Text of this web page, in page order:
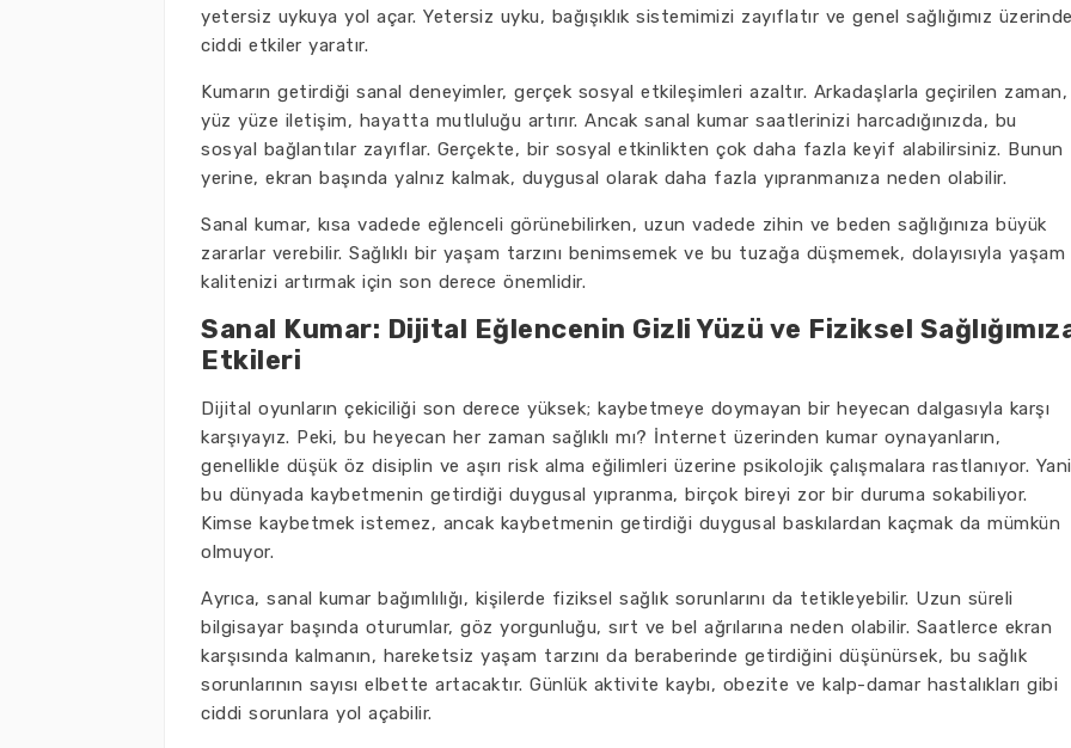
yetersiz uykuya yol açar. Yetersiz uyku, bağışıklık sistemimizi zayıflatır ve genel sağlığımız
ciddi etkiler yaratır.
Kumarın getirdiği sanal deneyimler, gerçek sosyal etkileşimleri azaltır. Arkadaşlarla geçirilen zaman,
yüz yüze iletişim, hayatta mutluluğu artırır. Ancak sanal kumar saatlerinizi harcadığınızda, bu
sosyal bağlantılar zayıflar. Gerçekte, bir sosyal etkinlikten çok daha fazla keyif alabilirsiniz. Bunun
yerine, ekran başında yalnız kalmak, duygusal olarak daha fazla yıpranmanıza neden olabilir.
Sanal kumar, kısa vadede eğlenceli görünebilirken, uzun vadede zihin ve beden sağlığınıza büyük
zararlar verebilir. Sağlıklı bir yaşam tarzını benimsemek ve bu tuzağa düşmemek, dolayısıyla yaşam
kalitenizi artırmak için son derece önemlidir.
Sanal Kumar: Dijital Eğlencenin Gizli Yüzü ve Fiziksel
Etkileri
Dijital oyunların çekiciliği son derece yüksek; kaybetmeye doymayan bir heyecan dalgasıyla karşı
karşıyayız. Peki, bu heyecan her zaman sağlıklı mı? İnternet üzerinden kumar oynayanların,
genellikle düşük öz disiplin ve aşırı risk alma eğilimleri üzerine psikolojik çalışmalara rastlanıyor.
bu dünyada kaybetmenin getirdiği duygusal yıpranma, birçok bireyi zor bir duruma sokabiliyor.
Kimse kaybetmek istemez, ancak kaybetmenin getirdiği duygusal baskılardan kaçmak da mümkün
olmuyor.
Ayrıca, sanal kumar bağımlılığı, kişilerde fiziksel sağlık sorunlarını da tetikleyebilir. Uzun süreli
bilgisayar başında oturumlar, göz yorgunluğu, sırt ve bel ağrılarına neden olabilir. Saatlerce ekran
karşısında kalmanın, hareketsiz yaşam tarzını da beraberinde getirdiğini düşünürsek, bu sağlık
sorunlarının sayısı elbette artacaktır. Günlük aktivite kaybı, obezite ve kalp-damar hastalıkları gibi
ciddi sorunlara yol açabilir.